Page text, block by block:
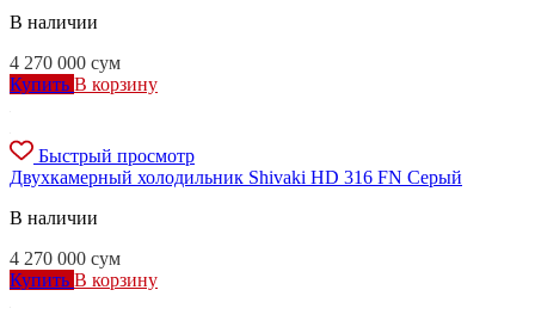
В наличии
4 270 000 сум
Купить В корзину
Быстрый просмотр
Двухкамерный холодильник Shivaki HD 316 FN Серый
В наличии
4 270 000 сум
Купить В корзину